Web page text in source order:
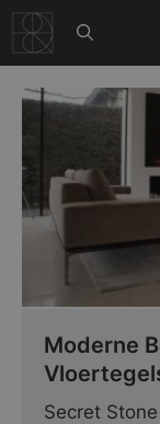
naar
de
inhoud
Moderne
Secret